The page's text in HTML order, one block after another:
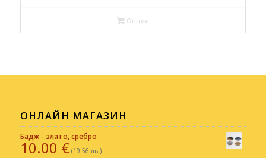
Опции
ОНЛАЙН МАГАЗИН
Бадж - злато, сребро
10.00 €(19.56 лв.)